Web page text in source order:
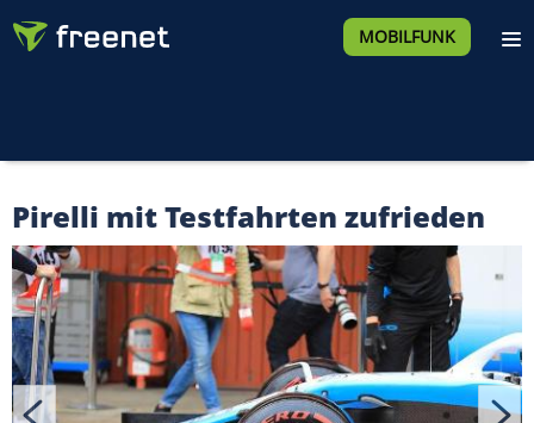
MOBILFUNK
Pirelli mit Testfahrten zufrieden